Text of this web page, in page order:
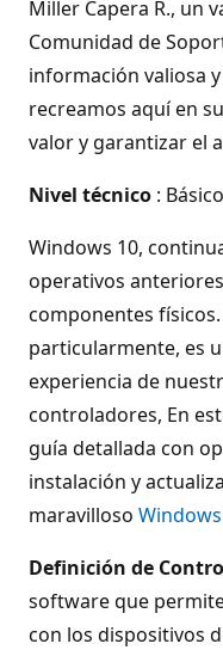
e
r
p
t
c
n
Miller Capera R., un
Comunidad de
información valiosa
recreamos aquí en
valor y garantizar el
Nivel técnico : Básico
Windows 10,
operativos
componentes
particularmente, es
experiencia de
controladores, En
guía detallada con
instalación y
maravilloso
Definición de
software que
con los dispositivos